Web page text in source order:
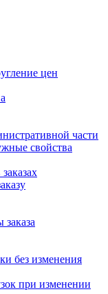
цен
части
свойства
без изменения
при изменении